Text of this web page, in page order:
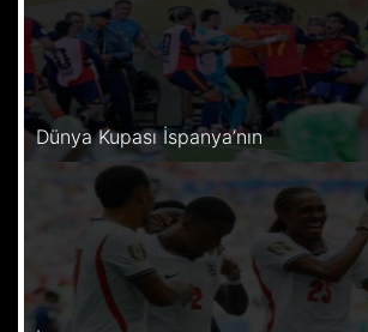
Dünya Kupası İspanya’nın